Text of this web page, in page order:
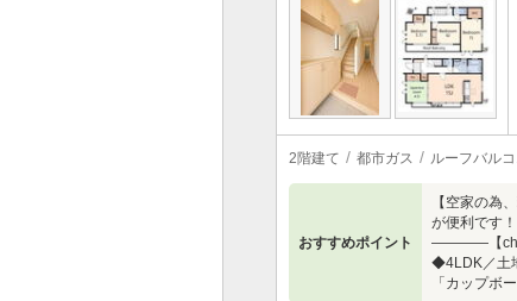
2階建て 都市ガス ルーフバル
おすすめポイント
【空家の為
が便利です
――――【
◆4LDK／土
「カップボ